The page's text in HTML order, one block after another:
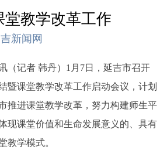
堂教学改革工作
新闻网
（记者 韩丹）1月7日，延吉市召开
暨课堂教学改革工作启动会议，计划
推进课堂教学改革，努力构建师生平
现课堂价值和生命发展意义的、具有
教学模式。